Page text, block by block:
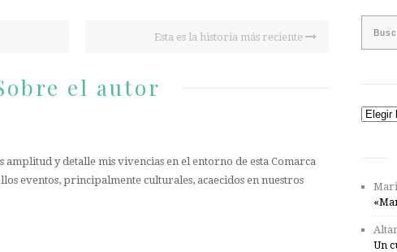
Esta es la historia más reciente
el autor
amplitud y detalle mis vivencias en el entorno de esta Comarca
eventos, principalmente culturales, acaecidos en nuestros
Un